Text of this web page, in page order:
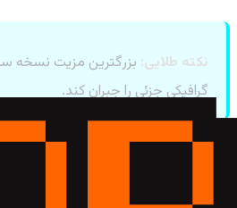
نکته طلایی:
گرافیکی جزئی را جبران کند.
نتیجه‌گیری: آیا این